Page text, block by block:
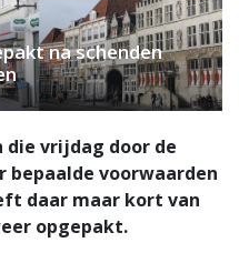
na schenden
die vrijdag door de
bepaalde voorwaarden
daar maar kort van
opgepakt.